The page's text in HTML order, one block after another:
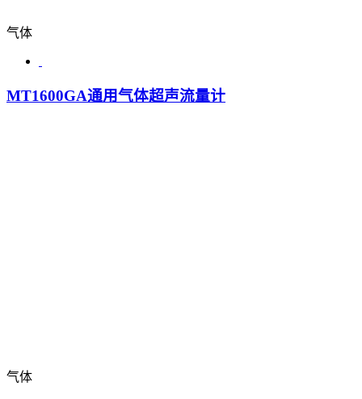
气体
MT1600GA通用气体超声流量计
气体